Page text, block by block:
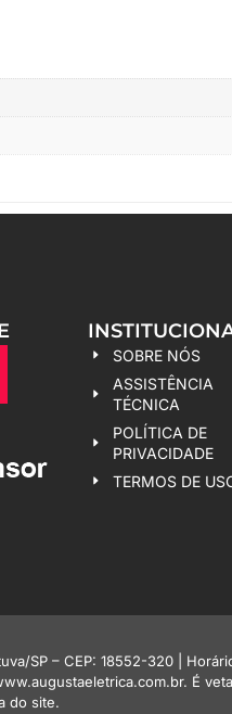
SOBRE NÓS
ASSISTÊNCIA
TÉCNICA
POLÍTICA DE
PRIVACIDADE
TERMOS DE
SP – CEP: 18552-320 |
É
do site.